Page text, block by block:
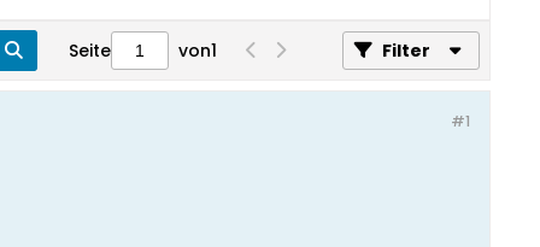
Seite von1 Filter
#1